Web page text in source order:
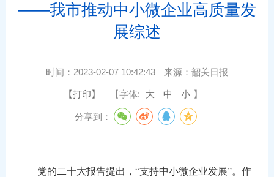
——我市推动中小微企业高质量发
展综述
时间： 2023-02-07 10:42:43 来源： 韶关日报
【打印】 【字体: 大 中 小 】
分享到：
党的二十大报告提出，“支持中小微企业发展”。作